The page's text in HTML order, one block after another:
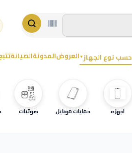
حسب نوع الجهاز ▼العروضالمدونةالصيانة
اجهزه حمايات موبايل صوتيات